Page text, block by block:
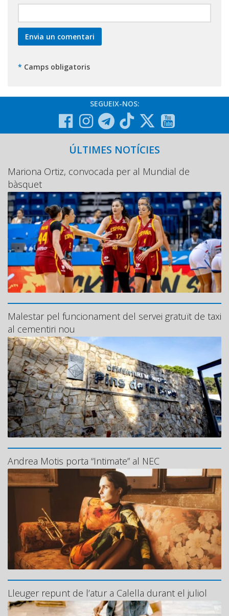
* Camps obligatoris
SEGUEIX-NOS:
ÚLTIMES NOTÍCIES
Mariona Ortiz, convocada per al Mundial de
bàsquet
Malestar pel funcionament del servei gratuït de taxi
al cementiri nou
Andrea Motis porta “Intimate” al NEC
Lleuger repunt de l’atur a Calella durant el juliol